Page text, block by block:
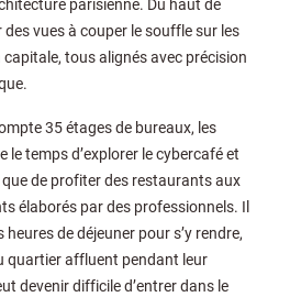
des vues à couper le souffle sur les
tous alignés avec précision
35 étages de bureaux, les
temps d’explorer le cybercafé et
de profiter des restaurants aux
élaborés par des professionnels. Il
de déjeuner pour s’y rendre,
quartier affluent pendant leur
devenir difficile d’entrer dans le